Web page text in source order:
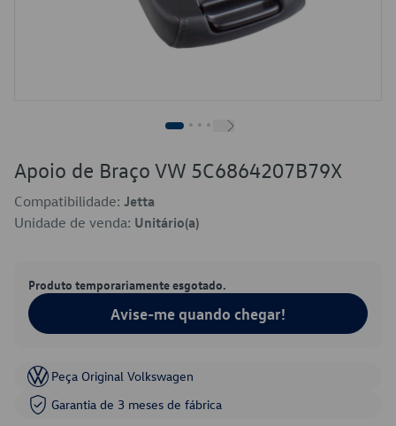
Apoio de Braço VW 5C6864207B79X
Compatibilidade: Jetta
Unidade de venda: Unitário(a)
Produto temporariamente esgotado.
Avise-me quando chegar!
Peça Original Volkswagen
Garantia de 3 meses de fábrica